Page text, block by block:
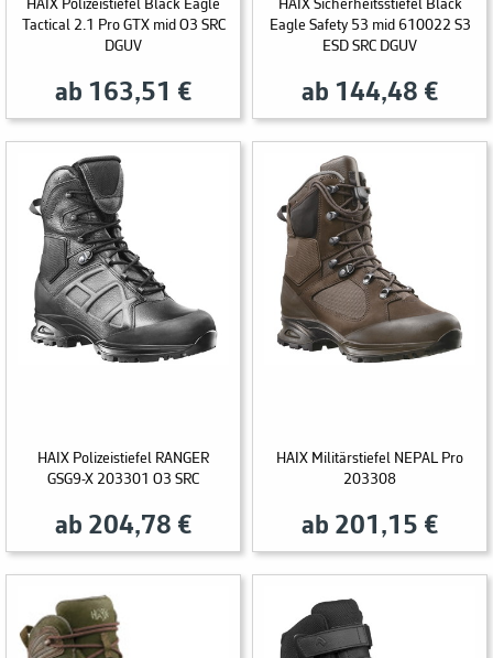
HAIX Polizeistiefel Black Eagle
Tactical 2.1 Pro GTX mid O3 SRC
DGUV
ab 163,51 €
HAIX Sicherheitsstiefel Black
Eagle Safety 53 mid 610022 S3
ESD SRC DGUV
ab 144,48 €
HAIX Polizeistiefel RANGER
GSG9-X 203301 O3 SRC
ab 204,78 €
HAIX Militärstiefel NEPAL Pro
203308
ab 201,15 €